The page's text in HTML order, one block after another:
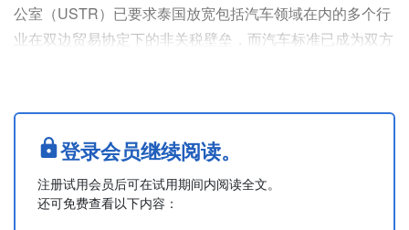
公室（USTR）已要求泰国放宽包括汽车领域在内的多个行
业在双边贸易协定下的非关税壁垒，而汽车标准已成为双方
放标准，而是强制要求执行基于联合国欧洲经济委员会
（UNECE）标准的额外测试与认证。这不仅增加了成本，
也阻碍了美国产汽车及零部件在未经重新认证的情况下直接
进入泰国市场销售。
登录会员继续阅读。
注册试用会员后可在试用期间内阅读全文。
还可免费查看以下内容：